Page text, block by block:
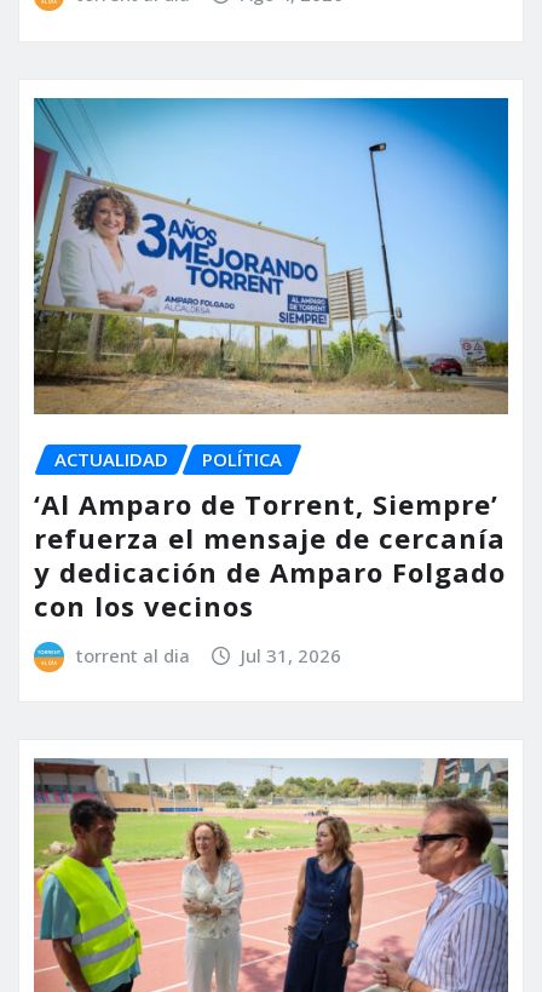
ACTUALIDAD POLÍTICA
‘Al Amparo de Torrent, Siempre’
refuerza el mensaje de cercanía
y dedicación de Amparo Folgado
con los vecinos
torrent al dia Jul 31, 2026